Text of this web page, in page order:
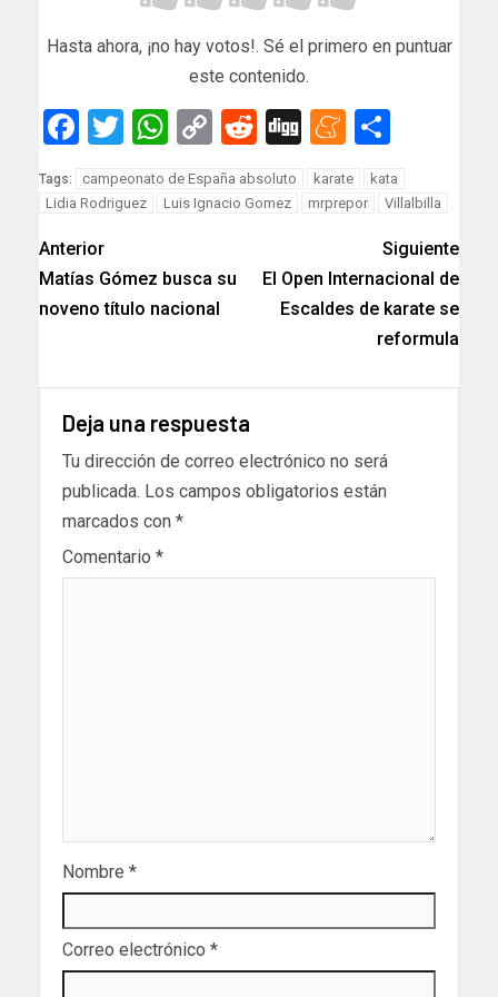
Hasta ahora, ¡no hay votos!. Sé el primero en puntuar
este contenido.
Facebook
Twitter
WhatsApp
Copy
Link
Reddit
Digg
Tags: campeonato de España absoluto karate
kata
Lidia Rodriguez
Luis Ignacio Gomez mrprepor Villalbilla
Anterior
Matías Gómez busca su
noveno título nacional
Siguiente
El Open Internacional de
Escaldes de karate se
reformula
Deja una respuesta
Tu dirección de correo electrónico no será
publicada. Los campos obligatorios están
marcados con *
Comentario *
Nombre *
Correo electrónico *